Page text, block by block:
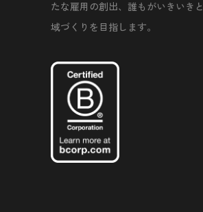
たな雇用の創出、誰もがいきいき
域づくりを目指します。